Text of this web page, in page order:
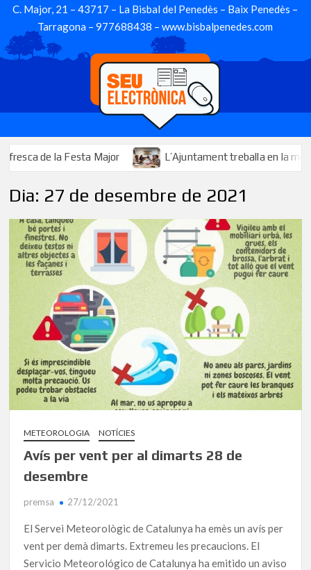
C. Major, 21 – 43717 – La Bisbal del Penedès – Baix Penedès –
Tarragona – 977688438 – www.bisbalpenedes.com
de la Festa Major L’Ajuntament treballa en la millora i
Dia: 27 de desembre de 2021
METEOROLOGIA NOTÍCIES
Avís per vent per al dimarts 28 de
desembre
premsa 27/12/2021
El Servei Meteorològic de Catalunya ha emès un avís per
vent per demà dimarts. Extremeu les precaucions. El
Servicio Meteorológico de Catalunya ha emitido un aviso